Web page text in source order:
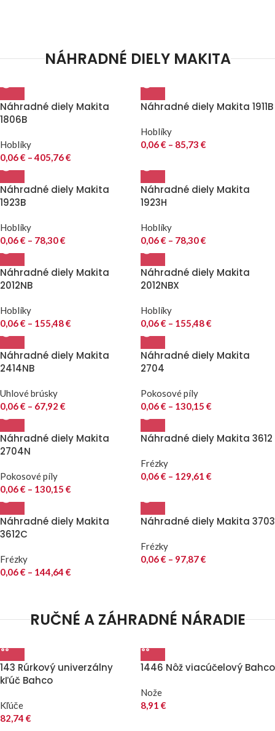
NÁHRADNÉ DIELY MAKITA
Náhradné diely Makita
1806B
Hoblíky
0,06€ – 405,76€
Náhradné diely Makita 1911B
Hoblíky
0,06€ – 85,73 €
Náhradné diely Makita
1923B
Hoblíky
0,06€ – 78,30€
Náhradné diely Makita
1923H
Hoblíky
0,06€ – 78,30€
Náhradné diely Makita
2012NB
Hoblíky
0,06€ – 155,48€
Náhradné diely Makita
2012NBX
Hoblíky
0,06€ – 155,48€
Náhradné diely Makita
2414NB
Uhlové brúsky
0,06€ – 67,92 €
Náhradné diely Makita
2704
Pokosové píly
0,06€ – 130,15 €
Náhradné diely Makita
2704N
Pokosové píly
0,06€ – 130,15 €
Náhradné diely Makita 3612
Frézky
0,06€ – 129,61 €
Náhradné diely Makita
3612C
Frézky
0,06€ – 144,64 €
Náhradné diely Makita 3703
Frézky
0,06€ – 97,87€
RUČNÉ A ZÁHRADNÉ NÁRADIE
143 Rúrkový univerzálny
kľúč Bahco
Kľúče
82,74 €
1446 Nôž viacúčelový Bahco
Nože
8,91 €